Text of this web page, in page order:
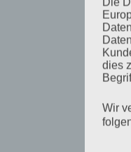
dies
Wir